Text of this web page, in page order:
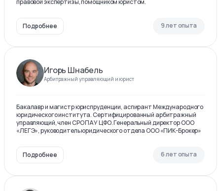
правовой экспертизы, помощником юристом.
Подробнее 9 лет опыта
Игорь Шнабель
Арбитражный управляющий и юрист
Бакалавр и магистр юриспруденции, аспирант Международного
юридического института. Сертифицированный арбитражный
управляющий, член СРО ПАУ ЦФО. Генеральный директор ООО
«ЛЕГЭ», руководитель юридического отдела ООО «ПИК-Брокер»
Подробнее 6 лет опыта